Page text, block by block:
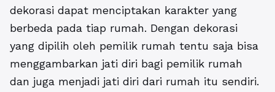
dekorasi dapat menciptakan karakter yang
berbeda pada tiap rumah. Dengan dekorasi
yang dipilih oleh pemilik rumah tentu saja bisa
menggambarkan jati diri bagi pemilik rumah
dan juga menjadi jati diri dari rumah itu sendiri.